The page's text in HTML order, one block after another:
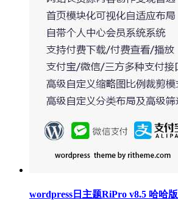
wordpress日主题RiPro v8.5 哈哈版